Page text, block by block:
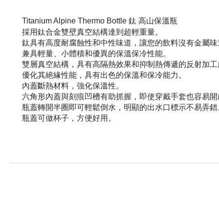
Titanium Alpine Thermo Bottle 鈦 高山保溫瓶
採用鈦合金雙壁真空結構達到超輕重量。
鈦具有高度耐腐蝕性和中性味道，讓您的飲料沒有金屬味
兼具輕量、小體積和優異的保溫保冷性能。
雙層真空結構，具有高隔熱效果和抑制熱傳遞的反射加工
優化其絕緣性能，具有出色的保溫和保冷能力。
內蓋斷熱材料，強化保溫性。
六角形內蓋與刻痕凹槽有助抓握，即使穿戴手套也容易開
瓶蓋轉開半圈即可輕鬆倒水，明顯的出水口標示不易弄錯
瓶蓋可做杯子，方便好用。